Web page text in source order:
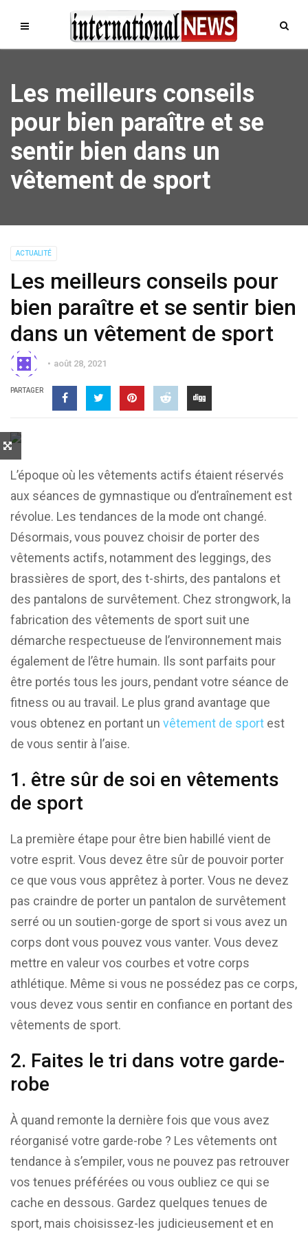
Les meilleurs conseils
pour bien paraître et se
sentir bien dans un
vêtement de sport
ACTUALITÉ
Les meilleurs conseils pour
bien paraître et se sentir bien
dans un vêtement de sport
août 28, 2021
PARTAGER
L’époque où les vêtements actifs étaient réservés
aux séances de gymnastique ou d’entraînement est
révolue. Les tendances de la mode ont changé.
Désormais, vous pouvez choisir de porter des
vêtements actifs, notamment des leggings, des
brassières de sport, des t-shirts, des pantalons et
des pantalons de survêtement. Chez strongwork, la
fabrication des vêtements de sport suit une
démarche respectueuse de l’environnement mais
également de l’être humain. Ils sont parfaits pour
être portés tous les jours, pendant votre séance de
fitness ou au travail. Le plus grand avantage que
vous obtenez en portant un vêtement de sport est
de vous sentir à l’aise.
1. être sûr de soi en vêtements
de sport
La première étape pour être bien habillé vient de
votre esprit. Vous devez être sûr de pouvoir porter
ce que vous vous apprêtez à porter. Vous ne devez
pas craindre de porter un pantalon de survêtement
serré ou un soutien-gorge de sport si vous avez un
corps dont vous pouvez vous vanter. Vous devez
mettre en valeur vos courbes et votre corps
athlétique. Même si vous ne possédez pas ce corps,
vous devez vous sentir en confiance en portant des
vêtements de sport.
2. Faites le tri dans votre garde-
robe
À quand remonte la dernière fois que vous avez
réorganisé votre garde-robe ? Les vêtements ont
tendance à s’empiler, vous ne pouvez pas retrouver
vos tenues préférées ou vous oubliez ce qui se
cache en dessous. Gardez quelques tenues de
sport, mais choisissez-les judicieusement et en